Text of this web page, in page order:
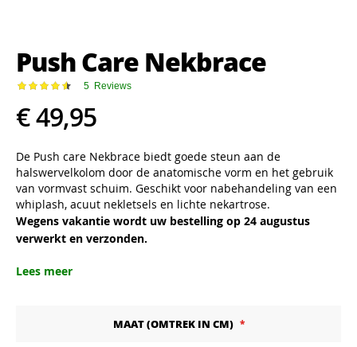
begin
van
de
gallerij
Push Care Nekbrace
Waardering: 5 Reviews
€ 49,95
De Push care Nekbrace biedt goede steun aan de
halswervelkolom door de anatomische vorm en het gebruik
van vormvast schuim. Geschikt voor nabehandeling van een
whiplash, acuut nekletsels en lichte nekartrose.
Wegens vakantie wordt uw bestelling op 24 augustus
verwerkt en verzonden.
Lees meer
MAAT (OMTREK IN CM)